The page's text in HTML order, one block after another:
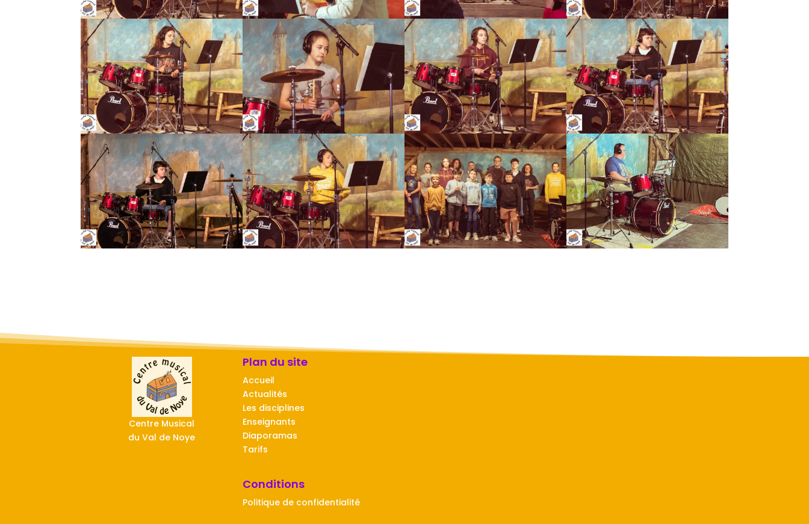
Centre Musical
du Val de Noye
Plan du site
Accueil
Actualités
Les disciplines
Enseignants
Diaporamas
Tarifs
Conditions
Politique de confidentialité